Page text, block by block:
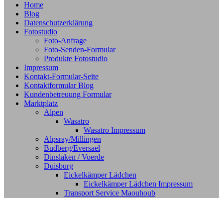
Home
Blog
Datenschutzerklärung
Fotostudio
Foto-Anfrage
Foto-Senden-Formular
Produkte Fotostudio
Impressum
Kontakt-Formular-Seite
Kontaktformular Blog
Kundenbetreuung Formular
Marktplatz
Alpen
Wasatro
Wasatro Impressum
Alpsray/Millingen
Budberg/Eversael
Dinslaken / Voerde
Duisburg
Eickelkämper Lädchen
Eickelkämper Lädchen Impressum
Transport Service Maouhoub